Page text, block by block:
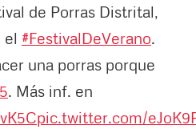
de Porras Distrital,
el #FestivalDeVerano.
una porras porque
. Más inf. en
pic.twitter.com/